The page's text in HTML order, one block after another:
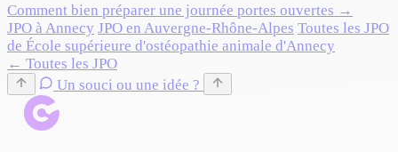
Comment bien préparer une journée portes ouvertes →
JPO à Annecy JPO en Auvergne-Rhône-Alpes Toutes les JPO
de École supérieure d'ostéopathie animale d'Annecy
← Toutes les JPO
Un souci ou une idée ?